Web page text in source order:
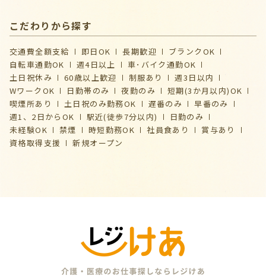
こだわりから探す
交通費全額支給 即日OK 長期歓迎
ブランクOK
自転車通勤OK
週4日以上
車･バイク通勤OK
土日祝休み
60歳以上歓迎 制服あり
週3日以内
WワークOK
日勤帯のみ 夜勤のみ
短期(3か月以内)OK
喫煙所あり
土日祝のみ勤務OK 遅番のみ
早番のみ
週1、2日からOK
駅近(徒歩7分以内)
日勤のみ
未経験OK
禁煙 時短勤務OK 社員食あり
賞与あり
資格取得支援
新規オープン